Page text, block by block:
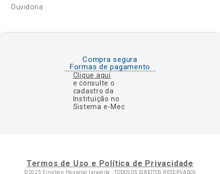
Ouvidoria
Compra segura
Formas de pagamento
Clique aqui
e consulte o
cadastro da
Instituição no
Sistema e-Mec
Termos de Uso e Política de Privacidade
©2025 Einstein Hospital Israelita -TODOS OS DIREITOS RESERVADOS